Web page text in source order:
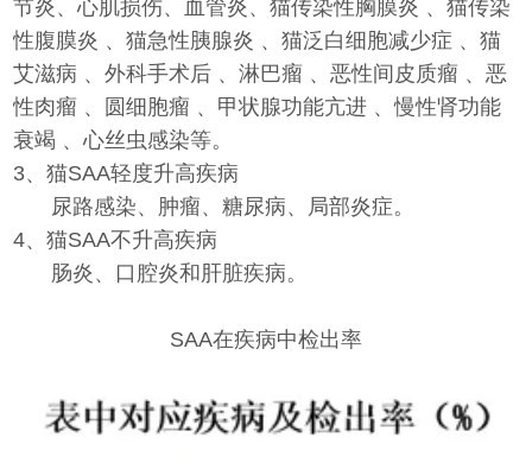
节炎、心肌损伤、血管炎、猫传染性胸膜炎 、猫传染
性腹膜炎 、猫急性胰腺炎 、猫泛白细胞减少症 、猫
艾滋病 、外科手术后 、淋巴瘤 、恶性间皮质瘤 、恶
性肉瘤 、圆细胞瘤 、甲状腺功能亢进 、慢性肾功能
衰竭 、心丝虫感染等。
3、猫SAA轻度升高疾病
尿路感染、肿瘤、糖尿病、局部炎症。
4、猫SAA不升高疾病
肠炎、口腔炎和肝脏疾病。
SAA在疾病中检出率